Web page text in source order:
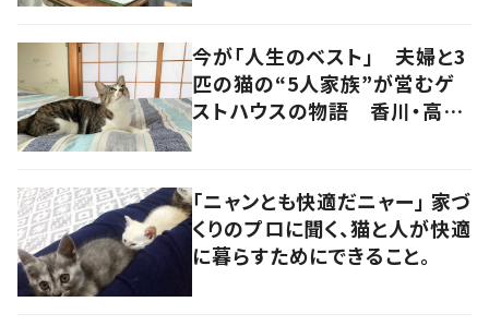
今が「人生のベスト」 夫婦と3
匹の猫の“5人家族”が営むゲ
ストハウスの物語 香川・高松
「ニャンとも快適だニャー」 家づ
くりのプロに聞く、猫と人が快適
に暮らすためにできること。